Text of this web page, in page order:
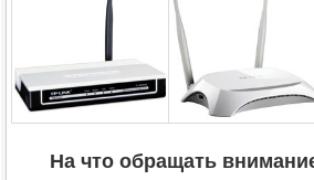
На что обращать